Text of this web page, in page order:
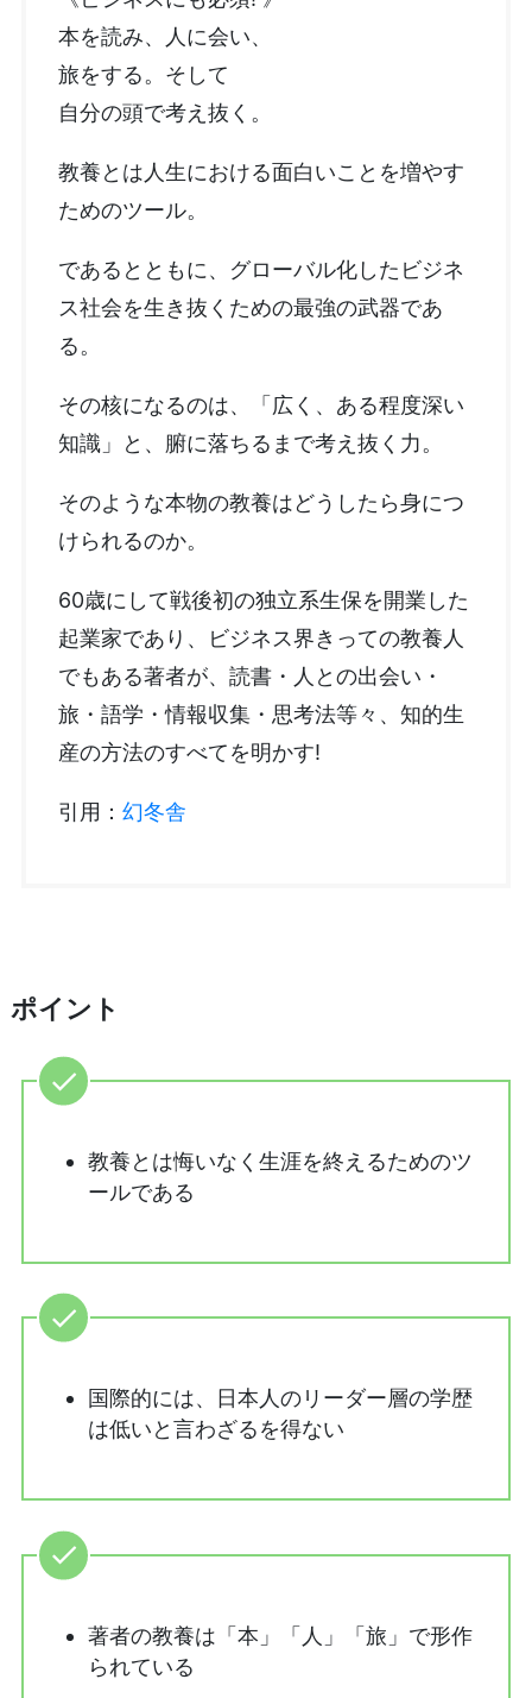
本を読み、人に会い、
旅をする。そして
自分の頭で考え抜く。
教養とは人生における面白いことを増やす
ためのツール。
であるとともに、グローバル化したビジネ
ス社会を生き抜くための最強の武器であ
る。
その核になるのは、「広く、ある程度深い
知識」と、腑に落ちるまで考え抜く力。
そのような本物の教養はどうしたら身につ
けられるのか。
60歳にして戦後初の独立系生保を開業した
起業家であり、ビジネス界きっての教養人
でもある著者が、読書・人との出会い・
旅・語学・情報収集・思考法等々、知的生
産の方法のすべてを明かす!
引用： 幻冬舎
ポイント
教養とは悔いなく生涯を終えるためのツ
ールである
国際的には、日本人のリーダー層の学歴
は低いと言わざるを得ない
著者の教養は「本」「人」「旅」で形作
られている